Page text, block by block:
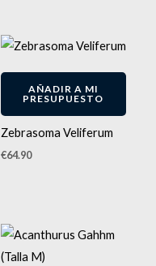
AÑADIR A MI
PRESUPUESTO
Zebrasoma Veliferum
€64.90